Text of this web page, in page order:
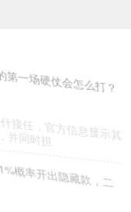
第一场硬仗会怎么打？
任，官方信息显示其
并同时担
概率开出隐藏款，二